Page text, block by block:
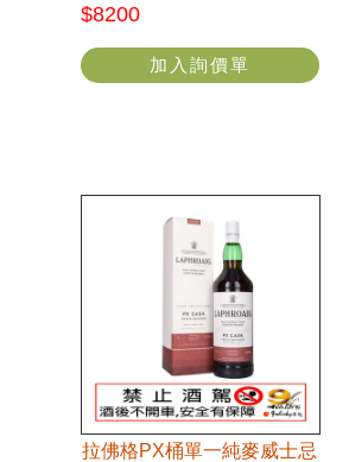
$8200
加入詢價單
拉佛格PX桶單一純麥威士忌